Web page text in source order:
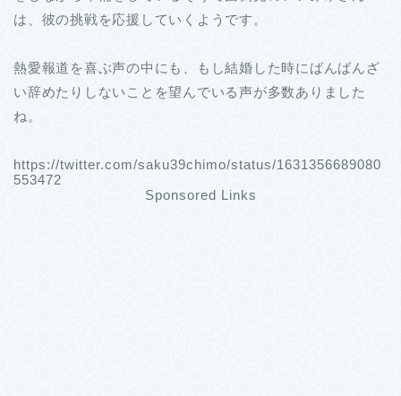
は、彼の挑戦を応援していくようです。
熱愛報道を喜ぶ声の中にも、もし結婚した時にばんばんざ
い辞めたりしないことを望んでいる声が多数ありました
ね。
https://twitter.com/saku39chimo/status/1631356689080
553472
Sponsored Links